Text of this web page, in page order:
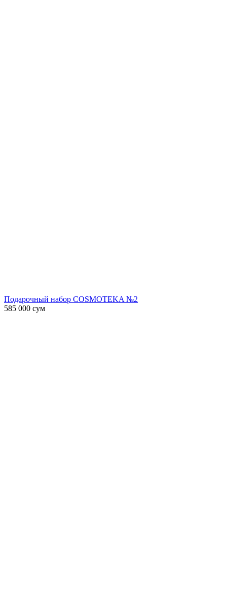
Подарочный набор COSMOTEKA №2
585 000 сум